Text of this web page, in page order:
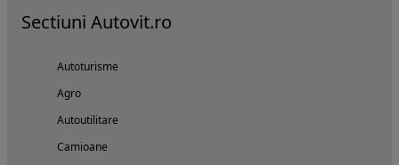
Sectiuni Autovit.ro
Autoturisme
Agro
Autoutilitare
Camioane